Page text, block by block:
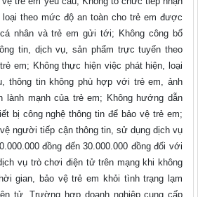
loại theo mức độ an toàn cho trẻ em được
nhân và trẻ em gửi tới; Không công bố
tin, dịch vụ, sản phẩm trực tuyến theo
em; Không thực hiện việc phát hiện, loại
thông tin không phù hợp với trẻ em, ảnh
lành mạnh của trẻ em; Không hướng dẫn
bị công nghệ thông tin để bảo vệ trẻ em;
người tiếp cận thông tin, sử dụng dịch vụ
đồng đến 30.000.000 đồng đối với
vụ trò chơi điện tử trên mạng khi không
gian, bảo vệ trẻ em khỏi tình trạng lạm
tử. Trường hợp doanh nghiệp cung cấp